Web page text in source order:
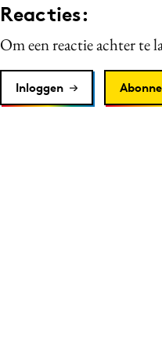
Reacties:
Om een reactie achter te
Inloggen